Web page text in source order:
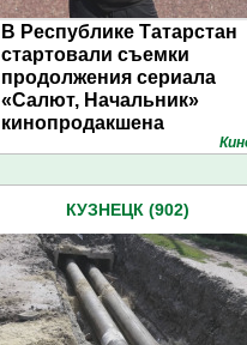
В Республике Татарстан
стартовали съемки
продолжения сериала
«Салют, Начальник»
кинопродакшена
КУЗНЕЦК (902)